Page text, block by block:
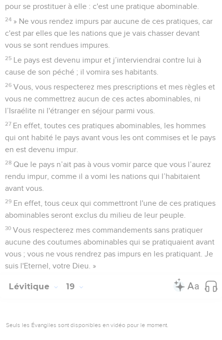
pour se prostituer à elle : c'est une pratique abominable.
24 » Ne vous rendez impurs par aucune de ces pratiques, car
c'est par elles que les nations que je vais chasser devant
vous se sont rendues impures.
25 Le pays est devenu impur et j’interviendrai contre lui à
cause de son péché ; il vomira ses habitants.
26 Vous, vous respecterez mes prescriptions et mes règles et
vous ne commettrez aucun de ces actes abominables, ni
l’Israélite ni l'étranger en séjour parmi vous.
27 En effet, toutes ces pratiques abominables, les hommes
qui ont habité le pays avant vous les ont commises et le pays
en est devenu impur.
28 Que le pays n’ait pas à vous vomir parce que vous l’aurez
rendu impur, comme il a vomi les nations qui l’habitaient
avant vous.
29 En effet, tous ceux qui commettront l'une de ces pratiques
abominables seront exclus du milieu de leur peuple.
30 Vous respecterez mes commandements sans pratiquer
aucune des coutumes abominables qui se pratiquaient avant
vous ; vous ne vous rendrez pas impurs en les pratiquant. Je
suis l'Eternel, votre Dieu. »
Lévitique 19
Seuls les Évangiles sont disponibles en vidéo pour le moment.